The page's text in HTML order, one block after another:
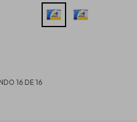
16DE 16